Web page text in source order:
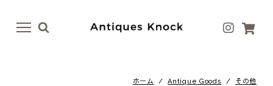
menu
menu
ホーム /Antique Goods / その他